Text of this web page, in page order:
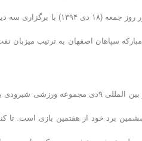
به گزارش روابط عمومی فدراسیون شنا، شیرجه و واترپلو؛ دور برگشت بیست و پنجمین دوره لیگ برتر واترپلو کشور روز جمعه (۱۸ دی
سپاهان اصفهان به ترتیب میزبان
در نخستین دیدار صدرنشین لیگ مقابل تیم پنجم جدول به آب می‌زند. نیروی زمینی ارتش از ساعت ۱۵:۰۰ در استخر بین المللی ۹دی مجموعه
برد خود از هفتمین بازی است. تا